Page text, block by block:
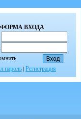
ФОРМА ВХОДА
пароль|Регистрация